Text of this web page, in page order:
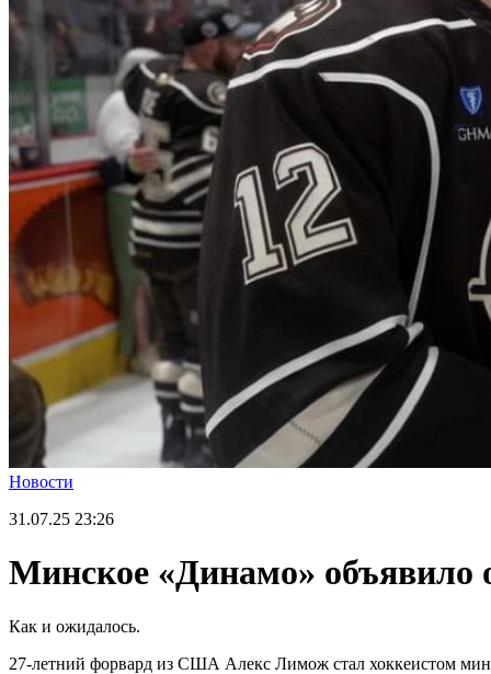
Новости
31.07.25 23:26
Минское «Динамо» объявило
Как и ожидалось.
27-летний форвард из США Алекс Лимож стал хоккеистом